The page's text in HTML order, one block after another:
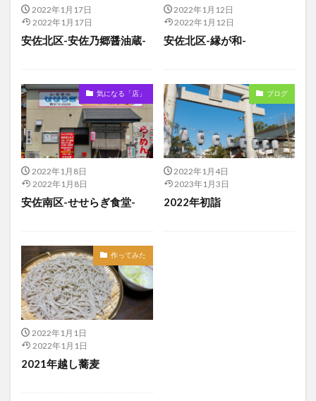
2022年1月17日
2022年1月17日
安佐北区-安佐乃郷醤油蔵-
2022年1月12日
2022年1月12日
安佐北区-縁が和-
気になる「店」
2022年1月8日
2022年1月8日
安佐南区-せせらぎ食堂-
ブログ
2022年1月4日
2023年1月3日
2022年初詣
作ってみた
2022年1月1日
2022年1月1日
2021年越し蕎麦